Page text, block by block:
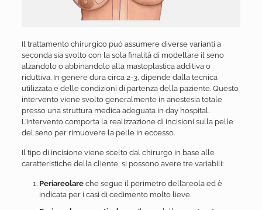
Il trattamento chirurgico può assumere diverse varianti a
seconda sia svolto con la sola finalità di modellare il seno
alzandolo o abbinandolo alla mastoplastica additiva o
riduttiva. In genere dura circa 2-3, dipende dalla tecnica
utilizzata e delle condizioni di partenza della paziente. Questo
intervento viene svolto generalmente in anestesia totale
presso una struttura medica adeguata in day hospital.
L’intervento comporta la realizzazione di incisioni sulla pelle
del seno per rimuovere la pelle in eccesso.
Il tipo di incisione viene scelto dal chirurgo in base alle
caratteristiche della cliente, si possono avere tre variabili:
Periareolareche segue il perimetro dell’areola ed è
indicata per i casi di cedimento molto lieve.